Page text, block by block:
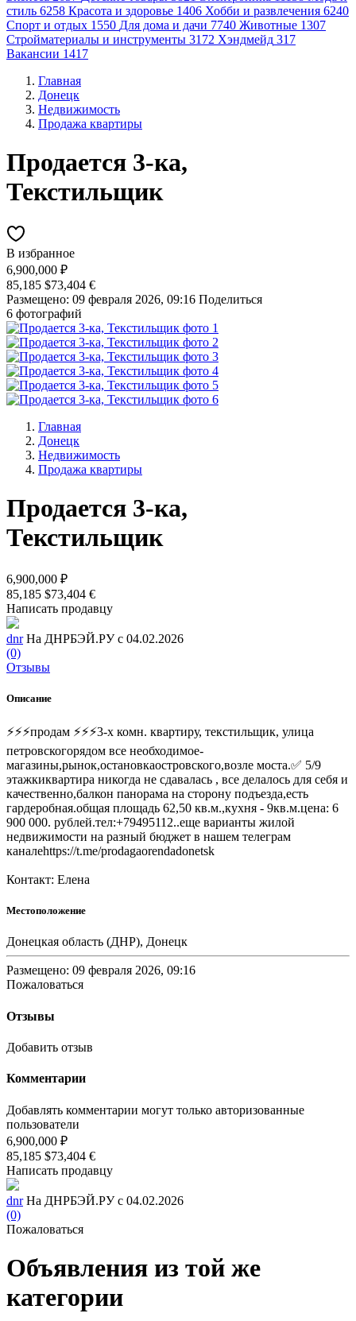
стиль 6258 Красота и здоровье 1406 Хобби и развлечения 6240
Спорт и отдых 1550 Для дома и дачи 7740 Животные 1307
Стройматериалы и инструменты 3172 Хэндмейд 317
Вакансии 1417
Главная
Донецк
Недвижимость
Продажа квартиры
Продается 3-ка,
Текстильщик
В избранное
6,900,000 ₽
85,185 $73,404 €
Размещено: 09 февраля 2026, 09:16 Поделиться
6 фотографий
Главная
Донецк
Недвижимость
Продажа квартиры
Продается 3-ка,
Текстильщик
6,900,000 ₽
85,185 $73,404 €
Написать продавцу
dnr На ДНРБЭЙ.РУ с 04.02.2026
(0)
Отзывы
Описание
⚡⚡⚡продам ⚡⚡⚡3-х комн. квартиру, текстильщик, улица
петровскогорядом все необходимое-
магазины,рынок,остановкаостровского,возле моста.✅ 5/9
этажкиквартира никогда не сдавалась , все делалось для себя и
качественно,балкон панорама на сторону подъезда,есть
гардеробная.общая площадь 62,50 кв.м.,кухня - 9кв.м.цена: 6
900 000. рублей.тел:+79495112..еще варианты жилой
недвижимости на разный бюджет в нашем телеграм
каналеhttps://t.me/prodagaorendadonetsk
Контакт: Елена
Местоположение
Донецкая область (ДНР), Донецк
Размещено: 09 февраля 2026, 09:16
Пожаловаться
Отзывы
Добавить отзыв
Комментарии
Добавлять комментарии могут только авторизованные
пользователи
6,900,000 ₽
85,185 $73,404 €
Написать продавцу
dnr На ДНРБЭЙ.РУ с 04.02.2026
(0)
Пожаловаться
Объявления из той же
категории